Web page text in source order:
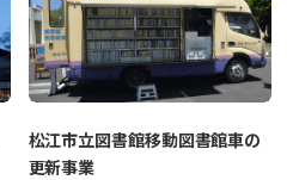
松江市立図書館移動図書館車の
更新事業